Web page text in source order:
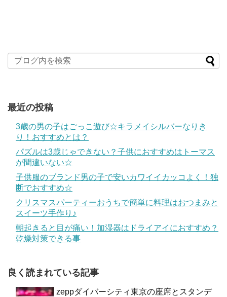
最近の投稿
3歳の男の子はごっこ遊び☆キラメイシルバーなりき
り！おすすめとは？
パズルは3歳じゃできない？子供におすすめはトーマス
が間違いない☆
子供服のブランド男の子で安いカワイイカッコよく！独
断でおすすめ☆
クリスマスパーティーおうちで簡単に料理はおつまみと
スイーツ手作り♪
朝起きると目が痛い！加湿器はドライアイにおすすめ？
乾燥対策できる事
良く読まれている記事
zeppダイバーシティ東京の座席とスタンデ